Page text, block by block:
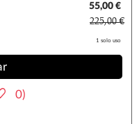
55,00 €
225,00 €
1 solo uso
0)